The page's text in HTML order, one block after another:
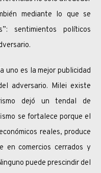
mediante lo que se
sentimientos políticos
es la mejor publicidad
adversario. Milei existe
dejó un tendal de
se fortalece porque el
reales, produce
en comercios cerrados y
puede prescindir del